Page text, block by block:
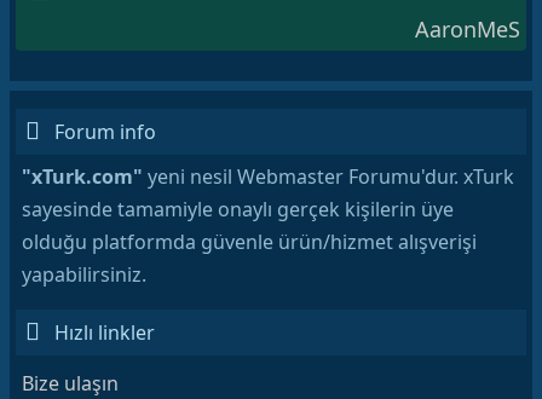
AaronMeS
Forum info
"xTurk.com" yeni nesil Webmaster Forumu'dur. xTurk
sayesinde tamamiyle onaylı gerçek kişilerin üye
olduğu platformda güvenle ürün/hizmet alışverişi
yapabilirsiniz.
Hızlı linkler
Bize ulaşın